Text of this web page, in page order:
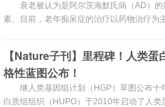
衰老被认为是阿尔茨海默氏病（AD）的
素。目前，老年痴呆症的治疗以药物治疗为
【Nature子刊】里程碑！人类蛋
格性蓝图公布！
继人类基因组计划（HGP）草图公布十
白质组组织（HUPO）于2010年启动了人类